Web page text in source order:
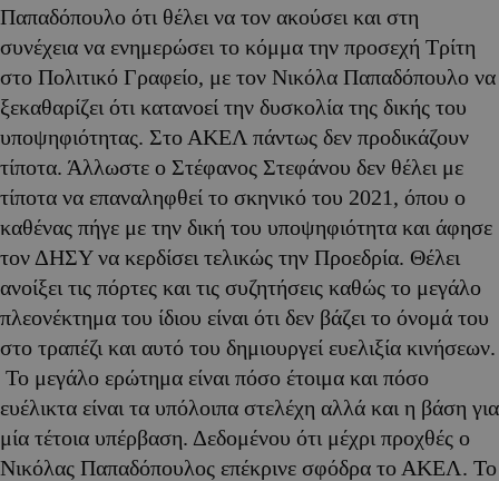
Παπαδόπουλο ότι θέλει να τον ακούσει και στη
συνέχεια να ενημερώσει το κόμμα την προσεχή Τρίτη
στο Πολιτικό Γραφείο, με τον Νικόλα Παπαδόπουλο να
ξεκαθαρίζει ότι κατανοεί την δυσκολία της δικής του
υποψηφιότητας. Στο ΑΚΕΛ πάντως δεν προδικάζουν
τίποτα. Άλλωστε ο Στέφανος Στεφάνου δεν θέλει με
τίποτα να επαναληφθεί το σκηνικό του 2021, όπου ο
καθένας πήγε με την δική του υποψηφιότητα και άφησε
τον ΔΗΣΥ να κερδίσει τελικώς την Προεδρία. Θέλει
ανοίξει τις πόρτες και τις συζητήσεις καθώς το μεγάλο
πλεονέκτημα του ίδιου είναι ότι δεν βάζει το όνομά του
στο τραπέζι και αυτό του δημιουργεί ευελιξία κινήσεων.
Το μεγάλο ερώτημα είναι πόσο έτοιμα και πόσο
ευέλικτα είναι τα υπόλοιπα στελέχη αλλά και η βάση για
μία τέτοια υπέρβαση. Δεδομένου ότι μέχρι προχθές ο
Νικόλας Παπαδόπουλος επέκρινε σφόδρα το ΑΚΕΛ. Το